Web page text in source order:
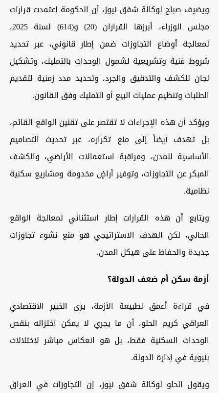
ويضيف صباح لوكالة شفق نيوز، أن الحكومة اعتمدت قرارات
مجلس الوزراء، أبرزها القراران (20) و(614) لسنة 2025،
لمعالجة أوضاع التجاوزات ضمن إطار قانوني، عبر تحديد
شروط فنية وتشريعية لشمول الوحدات بالتمليك، وتشكيل
لجان للكشف والتدقيق والجرد، وتحديد مدد زمنية لتقديم
الطلبات وتنظيم عمليات البيع أو التمليك وفق القانون.
ويؤكد أن هذه الإجراءات لا تقتصر على تقنين الواقع القائم،
بل تهدف أيضاً إلى منع تكراره، عبر تحديث التصاميم
الأساسية للمدن، ومراقبة استعمالات الأراضي، والكشف
المبكر عن التجاوزات، وتوفير أراضٍ مخدومة ومشاريع سكنية
نظامية.
ويتابع أن هذه القرارات إطار استثنائي لمعالجة الواقع
الحالي، لكن الهدف الاستراتيجي هو منع نشوء تجاوزات
جديدة والحفاظ على هيكل المدن.
أزمة سكن أم ضعف الدولة؟
في قراءة أعمق لطبيعة الأزمة، يرى الخبير الاقتصادي
العراقي كريم الحلو، أن ما يجري لا يمكن اختزاله بنقص
الوحدات السكنية فقط، بل هو انعكاس مباشر لاختلالات
بنيوية في إدارة الدولة.
ويقول الحلو لوكالة شفق نيوز، إن التجاوزات في العراق